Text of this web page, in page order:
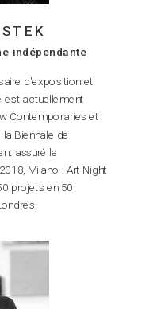
indépendante
d'exposition et
est actuellement
Contemporaries et
Biennale de
assuré le
Milano ; Art Night
projets en 50